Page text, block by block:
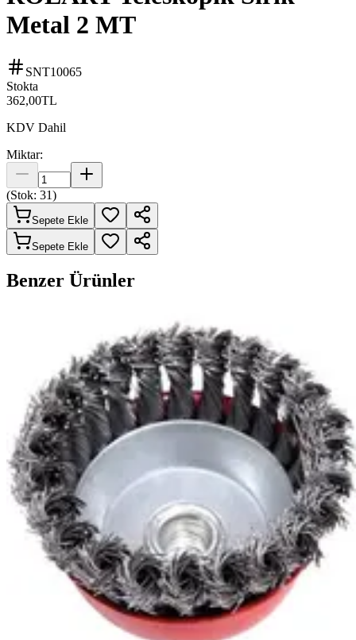
Metal 2 MT
SNT10065
Stokta
362,00TL
KDV Dahil
Miktar:
(Stok: 31)
Sepete Ekle
Sepete Ekle
Benzer Ürünler